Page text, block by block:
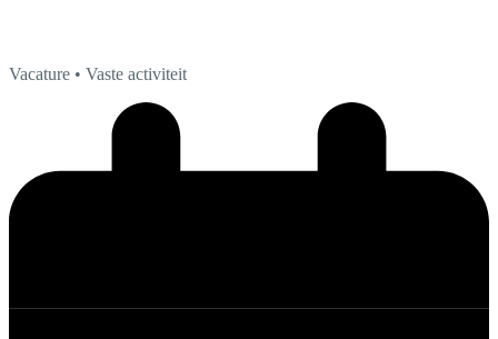
Vacature • Vaste activiteit